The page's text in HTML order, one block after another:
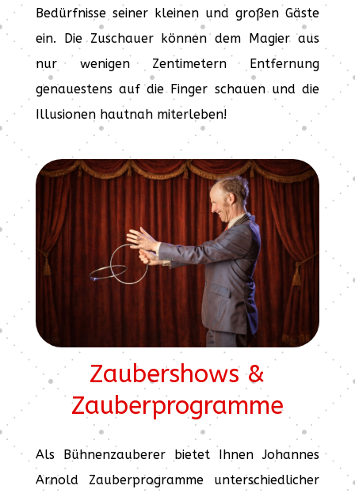
Bedürfnisse seiner kleinen und großen Gäste
ein. Die Zuschauer können dem Magier aus
nur wenigen Zentimetern Entfernung
genauestens auf die Finger schauen und die
Illusionen hautnah miterleben!
Zaubershows &
Zauberprogramme
Als Bühnenzauberer bietet Ihnen Johannes
Arnold Zauberprogramme unterschiedlicher